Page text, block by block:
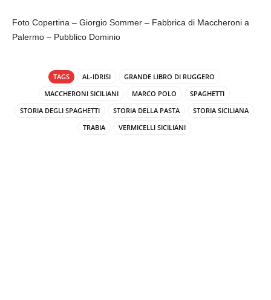
Foto Copertina – Giorgio Sommer – Fabbrica di Maccheroni a
Palermo – Pubblico Dominio
TAGS AL-IDRISI
GRANDE LIBRO DI RUGGERO
MACCHERONI SICILIANI
MARCO POLO
SPAGHETTI
STORIA DEGLI SPAGHETTI
STORIA DELLA PASTA
STORIA SICILIANA
TRABIA
VERMICELLI SICILIANI